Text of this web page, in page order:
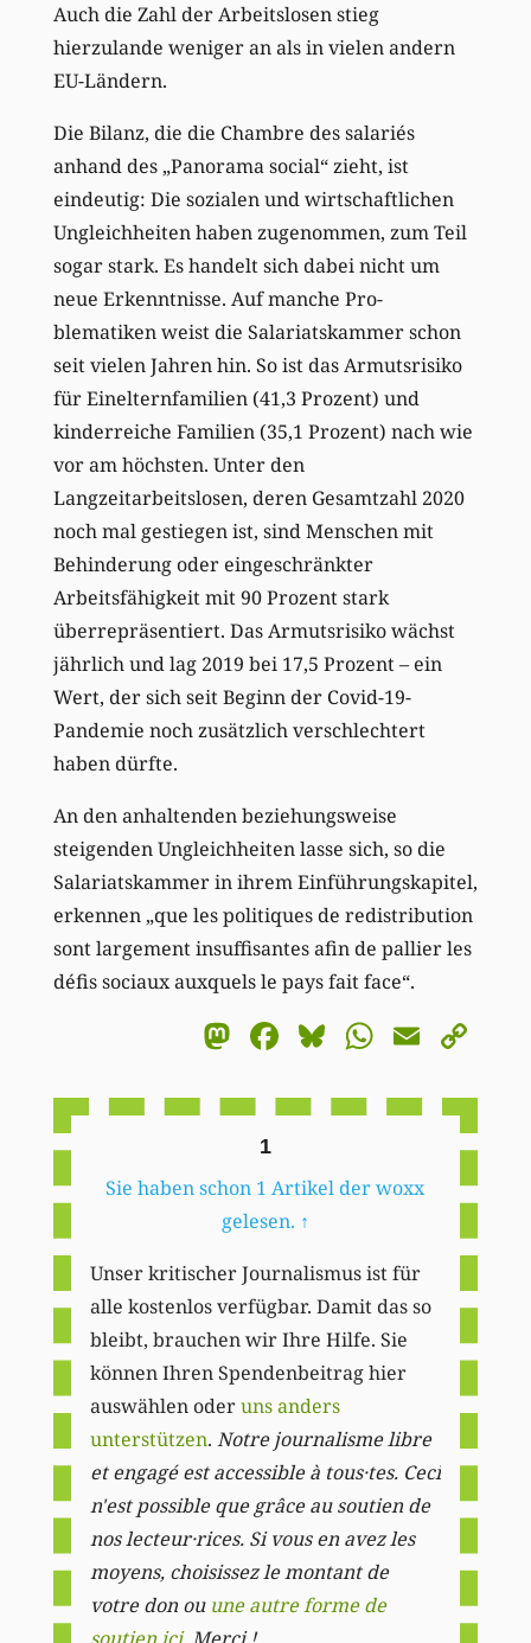
Auch die Zahl der Arbeitslosen stieg
hierzulande weniger an als in vielen andern
EU-Ländern.
Die Bilanz, die die Chambre des salariés
anhand des „Panorama social“ zieht, ist
eindeutig: Die sozialen und wirtschaftlichen
Ungleichheiten haben zugenommen, zum Teil
sogar stark. Es handelt sich dabei nicht um
neue Erkenntnisse. Auf manche Pro-
blematiken weist die Salariatskammer schon
seit vielen Jahren hin. So ist das Armutsrisiko
für Einelternfamilien (41,3 Prozent) und
kinderreiche Familien (35,1 Prozent) nach wie
vor am höchsten. Unter den
Langzeitarbeitslosen, deren Gesamtzahl 2020
noch mal gestiegen ist, sind Menschen mit
Behinderung oder eingeschränkter
Arbeitsfähigkeit mit 90 Prozent stark
überrepräsentiert. Das Armutsrisiko wächst
jährlich und lag 2019 bei 17,5 Prozent – ein
Wert, der sich seit Beginn der Covid-19-
Pandemie noch zusätzlich verschlechtert
haben dürfte.
An den anhaltenden beziehungsweise
steigenden Ungleichheiten lasse sich, so die
Salariatskammer in ihrem Einführungskapitel,
erkennen „que les politiques de redistribution
sont largement insuffisantes afin de pallier les
défis sociaux auxquels le pays fait face“.
Mastodon
Facebook
BlueskyEmail
1
Sie haben schon 1 Artikel der woxx
gelesen. ↑
Unser kritischer Journalismus ist für
alle kostenlos verfügbar. Damit das so
bleibt, brauchen wir Ihre Hilfe. Sie
können Ihren Spendenbeitrag hier
auswählen oderuns anders
unterstützen. Notre journalisme libre
et engagé est accessible à tous·tes. Ceci
n'est possible que grâce au soutien de
nos lecteur·rices. Si vous en avez les
moyens, choisissez le montant de
votre don ou une autre forme de
soutien ici. Merci ! .